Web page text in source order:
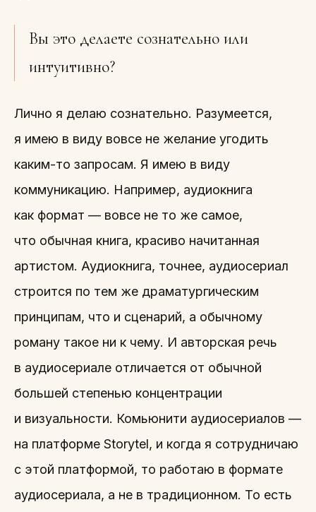
Вы это делаете сознательно или
интуитивно?
Лично я делаю сознательно. Разумеется,
я имею в виду вовсе не желание угодить
каким-то запросам. Я имею в виду
коммуникацию. Например, аудиокнига
как формат — вовсе не то же самое,
что обычная книга, красиво начитанная
артистом. Аудиокнига, точнее, аудиосериал
строится по тем же драматургическим
принципам, что и сценарий, а обычному
роману такое ни к чему. И авторская речь
в аудиосериале отличается от обычной
большей степенью концентрации
и визуальности. Комьюнити аудиосериалов —
на платформе Storytel, и когда я сотрудничаю
с этой платформой, то работаю в формате
аудиосериала, а не в традиционном. То есть